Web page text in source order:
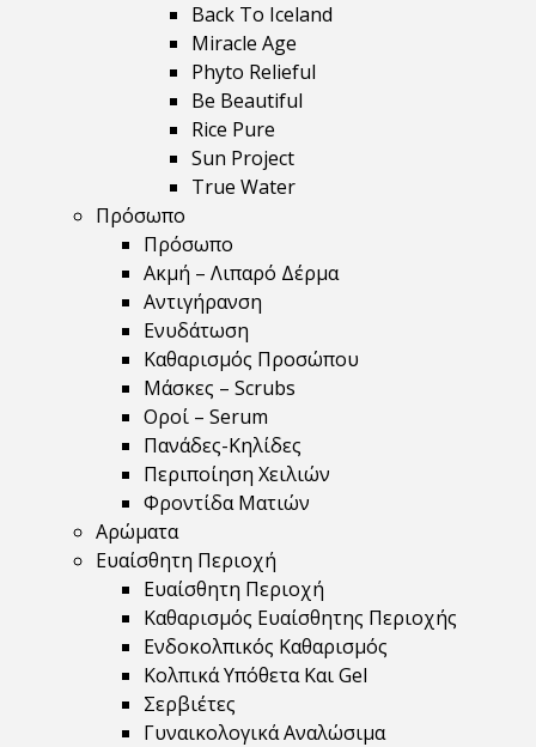
Back To Iceland
Miracle Age
Phyto Relieful
Be Beautiful
Rice Pure
Sun Project
True Water
Πρόσωπο
Πρόσωπο
Ακμή – Λιπαρό Δέρμα
Αντιγήρανση
Ενυδάτωση
Καθαρισμός Προσώπου
Μάσκες – Scrubs
Οροί – Serum
Πανάδες-Κηλίδες
Περιποίηση Χειλιών
Φροντίδα Ματιών
Αρώματα
Ευαίσθητη Περιοχή
Ευαίσθητη Περιοχή
Καθαρισμός Ευαίσθητης Περιοχής
Ενδοκολπικός Καθαρισμός
Κολπικά Υπόθετα Και Gel
Σερβιέτες
Γυναικολογικά Αναλώσιμα